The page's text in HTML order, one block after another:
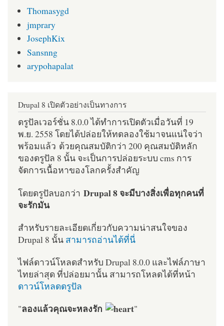
Thomasygd
jmprary
JosephKix
Sansnng
arypohapalat
Drupal 8 เปิดตัวอย่างเป็นทางการ
ดรูปัลเวอร์ชั่น 8.0.0 ได้ทำการเปิดตัวเมื่อวันที่ 19
พ.ย. 2558 โดยได้ปล่อยให้ทดลองใช้มาจนแน่ใจว่า
พร้อมแล้ว ด้วยคุณสมบัติกว่า 200 คุณสมบัติหลัก
ของดรูปัล 8 นั้น จะเป็นการปล่อยระบบ cms การ
จัดการเนื้อหาของโลกครั้งสำคัญ
โดยดรูปัลบอกว่า Drupal 8 จะมีบางสิ่งเพื่อทุกคนที่
จะรักมัน
สำหรับรายละเอียดเกี่ยวกับความน่าสนใจของ
Drupal 8 นั้น สามารถอ่านได้ที่นี่
ไฟล์ดาวน์โหลดสำหรับ Drupal 8.0.0 และไฟล์ภาษา
ไทยล่าสุด ที่ปล่อยมานั้น สามารถโหลดได้ที่หน้า
ดาวน์โหลดดรูปัล
"ลองแล้วคุณจะหลงรัก "